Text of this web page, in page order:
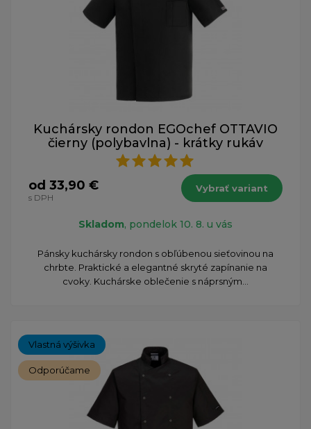
Kuchársky rondon EGOchef OTTAVIO
čierny (polybavlna) - krátky rukáv
od 33,90 €
s DPH
Vybrať variant
Skladom, pondelok 10. 8. u vás
Pánsky kuchársky rondon s obľúbenou sieťovinou na
chrbte. Praktické a elegantné skryté zapínanie na
cvoky. Kuchárske oblečenie s náprsným...
Vlastná výšivka
Odporúčame